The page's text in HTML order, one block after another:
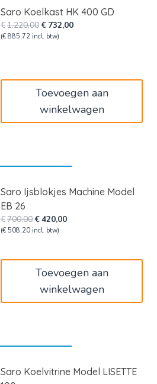
Saro Koelkast HK 400 GD
€1.220,00Oorspronkelijke
prijs
€ 732,00Huidige
(€ 885,72 incl. btw)
Toevoegen aan
winkelwagen
Saro Ijsblokjes Machine Model
EB 26
€700,00Oorspronkelijke
prijs
€420,00Huidige
(€ 508,20 incl. btw)
Toevoegen aan
winkelwagen
Saro Koelvitrine Model LISETTE